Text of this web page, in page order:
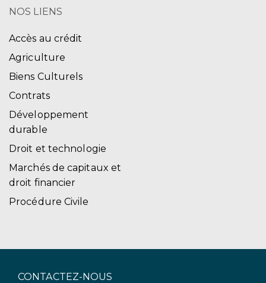
NOS LIENS
Accès au crédit
Agriculture
Biens Culturels
Contrats
Développement
durable
Droit et technologie
Marchés de capitaux et
droit financier
Procédure Civile
CONTACTEZ-NOUS